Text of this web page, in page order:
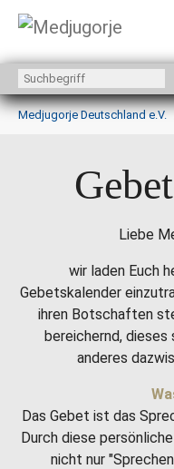
Zum Hauptinhalt springen
Sie sind hier:
Medjugorje Deutschland e.V.
Liebe
wir laden Euch
Gebetskalender
ihren Botschaften
bereichernd, dieses
anderes
Das Gebet ist das
Durch diese
nicht nur